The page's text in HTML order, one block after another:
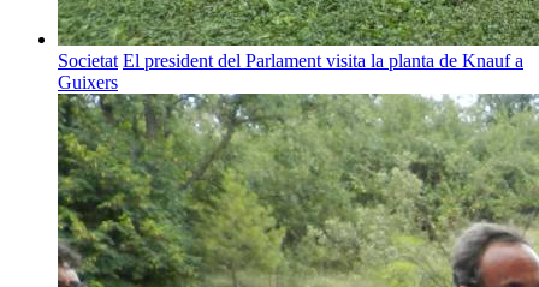
Societat El president del Parlament visita la planta de Knauf a
Guixers